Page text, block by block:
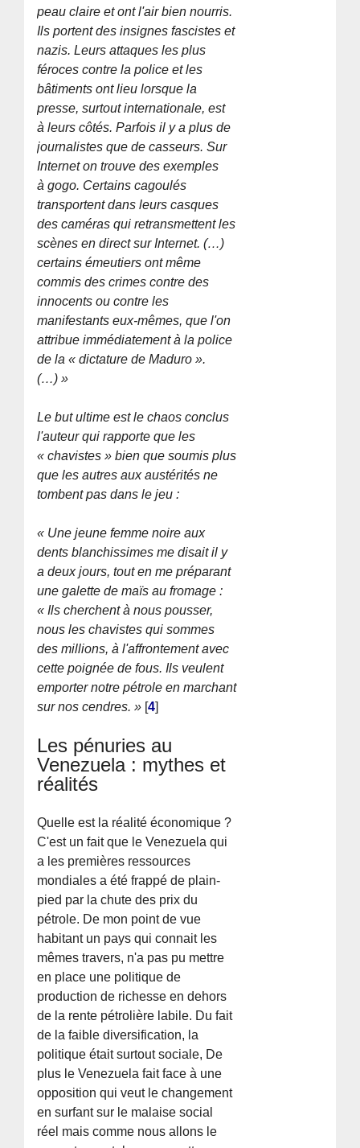
peau claire et ont l'air bien nourris.
Ils portent des insignes fascistes et
nazis. Leurs attaques les plus
féroces contre la police et les
bâtiments ont lieu lorsque la
presse, surtout internationale, est
à leurs côtés. Parfois il y a plus de
journalistes que de casseurs. Sur
Internet on trouve des exemples
à gogo. Certains cagoulés
transportent dans leurs casques
des caméras qui retransmettent les
scènes en direct sur Internet. (…)
certains émeutiers ont même
commis des crimes contre des
innocents ou contre les
manifestants eux-mêmes, que l'on
attribue immédiatement à la police
de la « dictature de Maduro ».
(…) »
Le but ultime est le chaos conclus
l'auteur qui rapporte que les
« chavistes » bien que soumis plus
que les autres aux austérités ne
tombent pas dans le jeu :
« Une jeune femme noire aux
dents blanchissimes me disait il y
a deux jours, tout en me préparant
une galette de maïs au fromage :
« Ils cherchent à nous pousser,
nous les chavistes qui sommes
des millions, à l'affrontement avec
cette poignée de fous. Ils veulent
emporter notre pétrole en marchant
sur nos cendres. » [4]
Les pénuries au
Venezuela : mythes et
réalités
Quelle est la réalité économique ?
C'est un fait que le Venezuela qui
a les premières ressources
mondiales a été frappé de plain-
pied par la chute des prix du
pétrole. De mon point de vue
habitant un pays qui connait les
mêmes travers, n'a pas pu mettre
en place une politique de
production de richesse en dehors
de la rente pétrolière labile. Du fait
de la faible diversification, la
politique était surtout sociale, De
plus le Venezuela fait face à une
opposition qui veut le changement
en surfant sur le malaise social
réel mais comme nous allons le